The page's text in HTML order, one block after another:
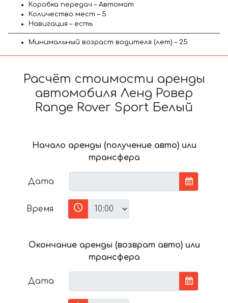
Коробка передач – Автомат
Количество мест – 5
Навигация – есть
Минимальный возраст водителя (лет) – 25
Расчёт стоимости аренды
автомобиля Ленд Ровер
Range Rover Sport Белый
Начало аренды (получение авто) или
трансфера
Дата
Время
Окончание аренды (возврат авто) или
трансфера
Дата